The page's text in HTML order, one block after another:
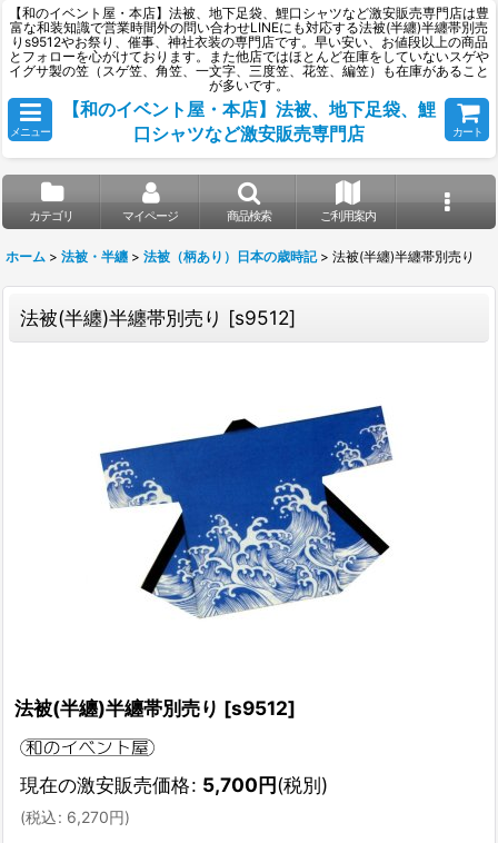
【和のイベント屋・本店】法被、地下足袋、鯉口シャツなど激安販売専門店は豊
富な和装知識で営業時間外の問い合わせLINEにも対応する法被(半纏)半纏帯別売
りs9512やお祭り、催事、神社衣装の専門店です。早い安い、お値段以上の商品
とフォローを心がけております。また他店ではほとんど在庫をしていないスゲや
イグサ製の笠（スゲ笠、角笠、一文字、三度笠、花笠、編笠）も在庫があること
が多いです。
メニュー
【和のイベント屋・本店】法被、地下足袋、鯉
口シャツなど激安販売専門店
カート
カテゴリ マイページ 商品検索 ご利用案内
ホーム > 法被・半纏 > 法被（柄あり）日本の歳時記 > 法被(半纏)半纏帯別売り
法被(半纏)半纏帯別売り [s9512]
法被(半纏)半纏帯別売り [s9512]
現在の激安販売価格: 5,700円(税別)
(税込: 6,270円)